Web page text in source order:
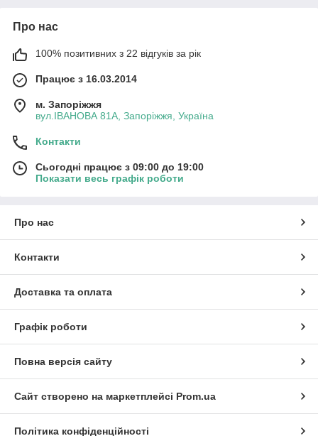
Про нас
100% позитивних з 22 відгуків за рік
Працює з 16.03.2014
м. Запоріжжя
вул.ІВАНОВА 81А, Запоріжжя, Україна
Контакти
Сьогодні працює з 09:00 до 19:00
Показати весь графік роботи
Про нас
Контакти
Доставка та оплата
Графік роботи
Повна версія сайту
Сайт створено на маркетплейсі Prom.ua
Політика конфіденційності